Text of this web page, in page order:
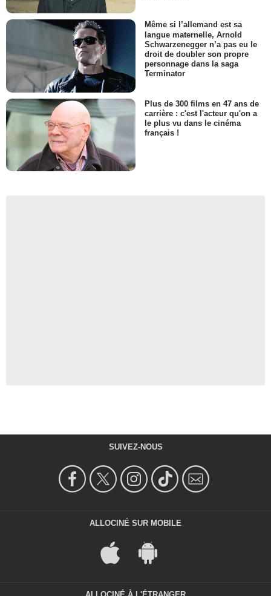
Même si l’allemand est sa
langue maternelle, Arnold
Schwarzenegger n’a pas eu le
droit de doubler son propre
personnage dans la saga
Terminator
Plus de 300 films en 47 ans de
carrière : c'est l'acteur qu'on a
le plus vu dans le cinéma
français !
SUIVEZ-NOUS
ALLOCINÉ SUR MOBILE